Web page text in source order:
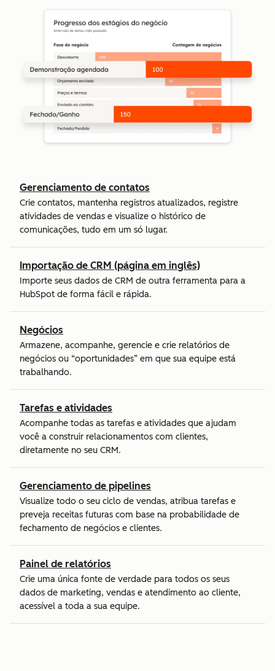
Gerenciamento de contatos
Crie contatos, mantenha registros atualizados, registre
atividades de vendas e visualize o histórico de
comunicações, tudo em um só lugar.
Importação de CRM (página em inglês)
Importe seus dados de CRM de outra ferramenta para a
HubSpot de forma fácil e rápida.
Negócios
Armazene, acompanhe, gerencie e crie relatórios de
negócios ou “oportunidades” em que sua equipe está
trabalhando.
Tarefas e atividades
Acompanhe todas as tarefas e atividades que ajudam
você a construir relacionamentos com clientes,
diretamente no seu CRM.
Gerenciamento de pipelines
Visualize todo o seu ciclo de vendas, atribua tarefas e
preveja receitas futuras com base na probabilidade de
fechamento de negócios e clientes.
Painel de relatórios
Crie uma única fonte de verdade para todos os seus
dados de marketing, vendas e atendimento ao cliente,
acessível a toda a sua equipe.